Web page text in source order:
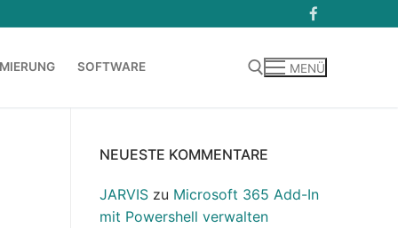
SOFTWARE MENÜ
NEUESTE KOMMENTARE
JARVIS zu Microsoft 365 Add-In
mit Powershell verwalten